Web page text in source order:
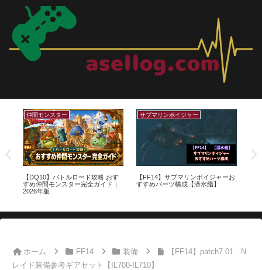
ブマリンボイジャー
】サブマリンボイジャーお
めパーツ構成【潜水艦】
サンドイッチレシピ
【ポケモンSV】でかでかパワー＆
ちびちびパワーLv.3レシピ一覧表
【FF14】ク
ホーム FF14 装備
【FF14】patch7.01 N
レイド装備参考ギアセット【IL700-IL710】